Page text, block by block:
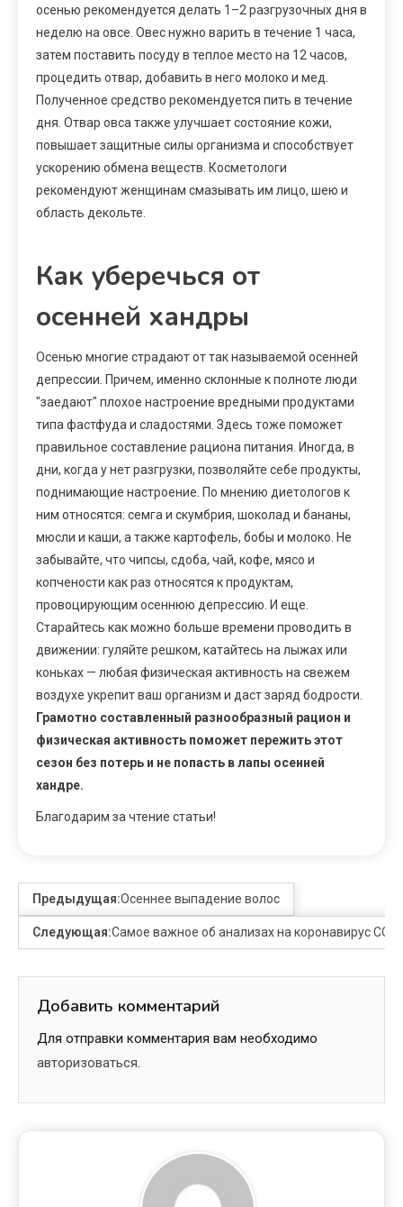
осенью рекомендуется делать 1–2 разгрузочных дня в
неделю на овсе. Овес нужно варить в течение 1 часа,
затем поставить посуду в теплое место на 12 часов,
процедить отвар, добавить в него молоко и мед.
Полученное средство рекомендуется пить в течение
дня. Отвар овса также улучшает состояние кожи,
повышает защитные силы организма и способствует
ускорению обмена веществ. Косметологи
рекомендуют женщинам смазывать им лицо, шею и
область декольте.
Как уберечься от
осенней хандры
Осенью многие страдают от так называемой осенней
депрессии. Причем, именно склонные к полноте люди
"заедают" плохое настроение вредными продуктами
типа фастфуда и сладостями. Здесь тоже поможет
правильное составление рациона питания. Иногда, в
дни, когда у нет разгрузки, позволяйте себе продукты,
поднимающие настроение. По мнению диетологов к
ним относятся: семга и скумбрия, шоколад и бананы,
мюсли и каши, а также картофель, бобы и молоко. Не
забывайте, что чипсы, сдоба, чай, кофе, мясо и
копчености как раз относятся к продуктам,
провоцирующим осеннюю депрессию. И еще.
Старайтесь как можно больше времени проводить в
движении: гуляйте решком, катайтесь на лыжах или
коньках — любая физическая активность на свежем
воздухе укрепит ваш организм и даст заряд бодрости.
Грамотно составленный разнообразный рацион и
физическая активность поможет пережить этот
сезон без потерь и не попасть в лапы осенней
хандре.
Благодарим за чтение статьи!
Предыдущая:Осеннее выпадение волос
Следующая:Самое важное об анализах на коронавирус
Добавить комментарий
Для отправки комментария вам необходимо
авторизоваться.